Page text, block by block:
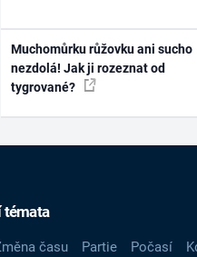
Muchomůrku růžovku ani sucho
nezdolá! Jak ji rozeznat od
tygrované?
témata
času Partie Počasí